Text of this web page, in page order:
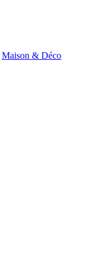
Maison & Déco